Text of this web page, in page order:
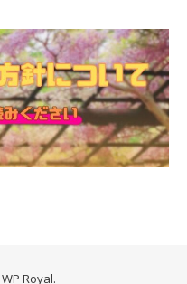
WP Royal.